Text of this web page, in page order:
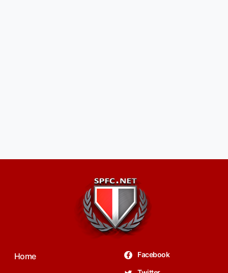
Home Facebook